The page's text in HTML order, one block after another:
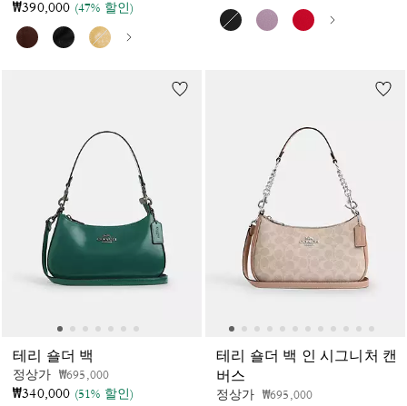
₩390,000 (47% 할인)
테리 숄더 백
정상가 가격 인하 전
₩695,000인하됨
₩340,000 (51% 할인)
테리 숄더 백 인 시그니처 캔
버스
정상가 가격 인하 전
₩695,000인하됨